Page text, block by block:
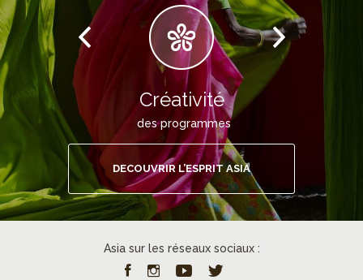
Créativité
des programmes
DECOUVRIR L’ESPRIT ASIA
Asia sur les réseaux sociaux :